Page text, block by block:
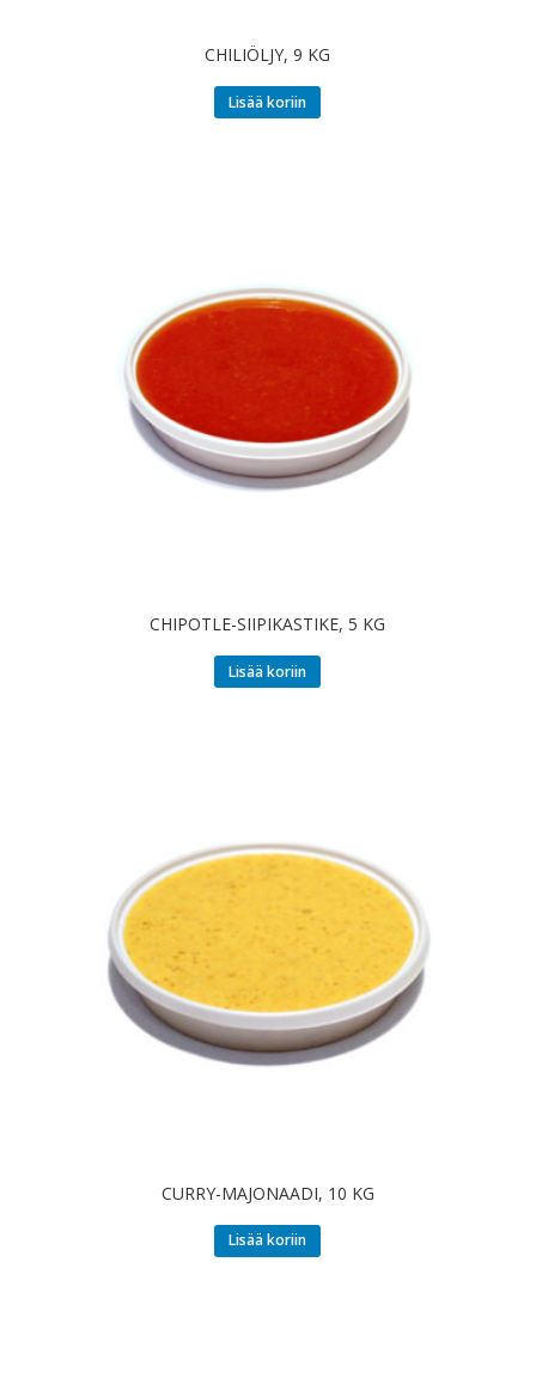
CHILIÖLJY, 9 KG
Lisää koriin
CHIPOTLE-SIIPIKASTIKE, 5 KG
Lisää koriin
CURRY-MAJONAADI, 10 KG
Lisää koriin